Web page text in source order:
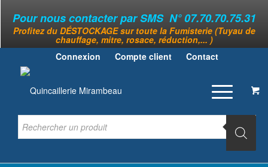
Pour nous contacter par SMS N° 07.70.70.75.31
Profitez du DÉSTOCKAGE sur toute la Fumisterie (Tuyau de
chauffage, mitre, rosace, réduction,... )
Connexion
Compte client Contact